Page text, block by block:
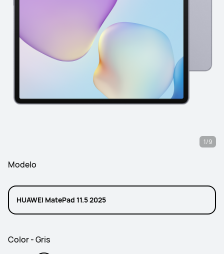
1/9
Modelo
HUAWEI MatePad 11.5 2025
Color - Gris